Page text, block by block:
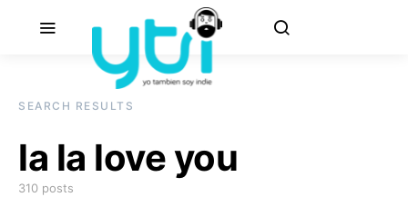
SEARCH RESULTS
la la love you
310 posts